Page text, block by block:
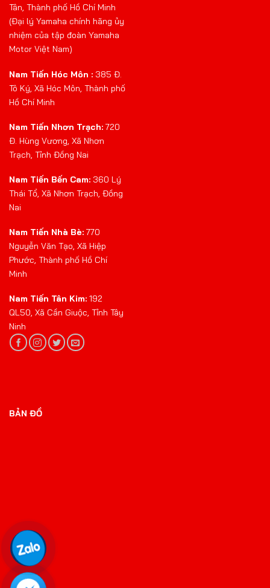
Tân, Thành phố Hồ Chí Minh
(Đại lý Yamaha chính hãng ủy
nhiệm của tập đoàn Yamaha
Motor Việt Nam)
Nam Tiến Hóc Môn : 385 Đ.
Tô Ký, Xã Hóc Môn, Thành phố
Hồ Chí Minh
Nam Tiến Nhơn Trạch: 720
Đ. Hùng Vương, Xã Nhơn
Trạch, Tỉnh Đồng Nai
Nam Tiến Bến Cam: 360 Lý
Thái Tổ, Xã Nhơn Trạch, Đồng
Nai
Nam Tiến Nhà Bè: 770
Nguyễn Văn Tạo, Xã Hiệp
Phước, Thành phố Hồ Chí
Minh
Nam Tiến Tân Kim: 192
QL50, Xã Cần Giuộc, Tỉnh Tây
Ninh
BẢN ĐỒ